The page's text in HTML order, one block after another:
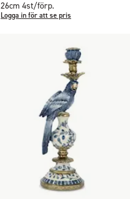
26cm 4st/förp.
Logga in för att se pris